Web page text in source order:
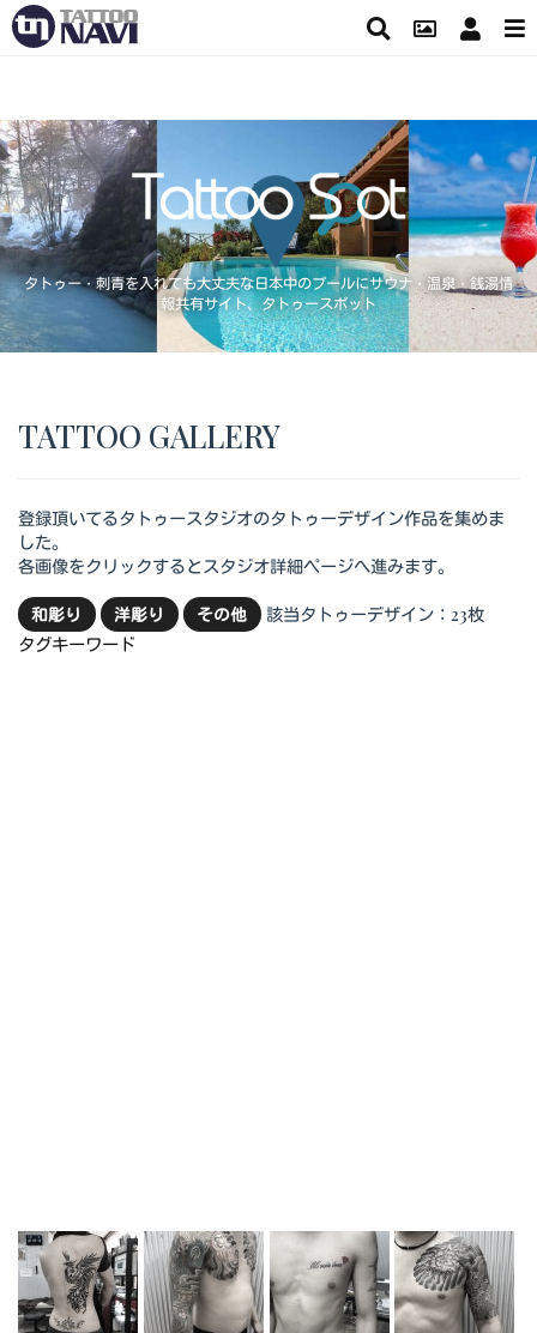
タトゥー・刺青を入れても大丈夫な日本中のプールにサウナ・温泉・銭湯情
報共有サイト、タトゥースポット
TATTOO GALLERY
登録頂いてるタトゥースタジオのタトゥーデザイン作品を集めま
した。
各画像をクリックするとスタジオ詳細ページへ進みます。
和彫り 洋彫り その他
該当タトゥーデザイン：23枚
タグキーワード